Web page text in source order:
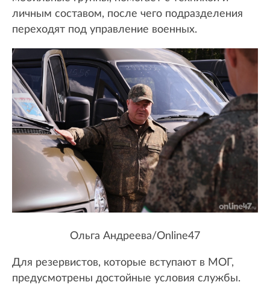
личным составом, после чего подразделения
переходят под управление военных.
Ольга Андреева/Online47
Для резервистов, которые вступают в МОГ,
предусмотрены достойные условия службы.